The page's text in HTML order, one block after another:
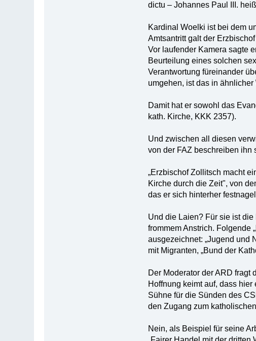
dictu – Johannes Paul III.
Kardinal Woelki ist bei dem
Amtsantritt galt der
Vor laufender Kamera sagte
Beurteilung eines solchen
Verantwortung füreinander
umgehen, ist das in
Damit hat er sowohl das
kath. Kirche, KKK 2357).
Und zwischen all diesen
von der FAZ beschreiben ihn
„Erzbischof Zollitsch macht
Kirche durch die Zeit", von
das er sich hinterher
Und die Laien? Für sie ist
frommem Anstrich. Folgende
ausgezeichnet: „Jugend und
mit Migranten, „Bund der
Der Moderator der ARD
Hoffnung keimt auf, dass
Sühne für die Sünden des
den Zugang zum
Nein, als Beispiel für seine